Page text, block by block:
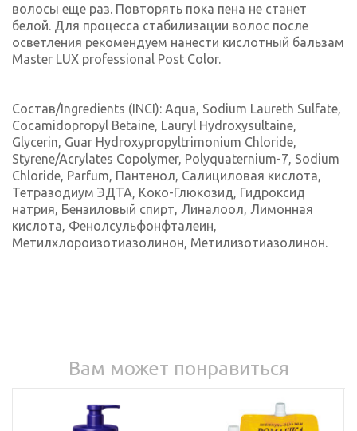
волосы еще раз. Повторять пока пена не станет
белой. Для процесса стабилизации волос после
осветления рекомендуем нанести кислотный бальзам
Master LUX professional Post Color.
Состав/Ingredients (INCI): Aqua, Sodium Laureth Sulfate,
Cocamidopropyl Betaine, Lauryl Hydroxysultaine,
Glycerin, Guar Hydroxypropyltrimonium Chloride,
Styrene/Acrylates Copolymer, Polyquaternium-7, Sodium
Chloride, Parfum, Пантенол, Салициловая кислота,
Тетразодиум ЭДТА, Коко-Глюкозид, Гидроксид
натрия, Бензиловый спирт, Линалоол, Лимонная
кислота, Фенолсульфонфталеин,
Метилхлороизотиазолинон, Метилизотиазолинон.
Вам может понравиться